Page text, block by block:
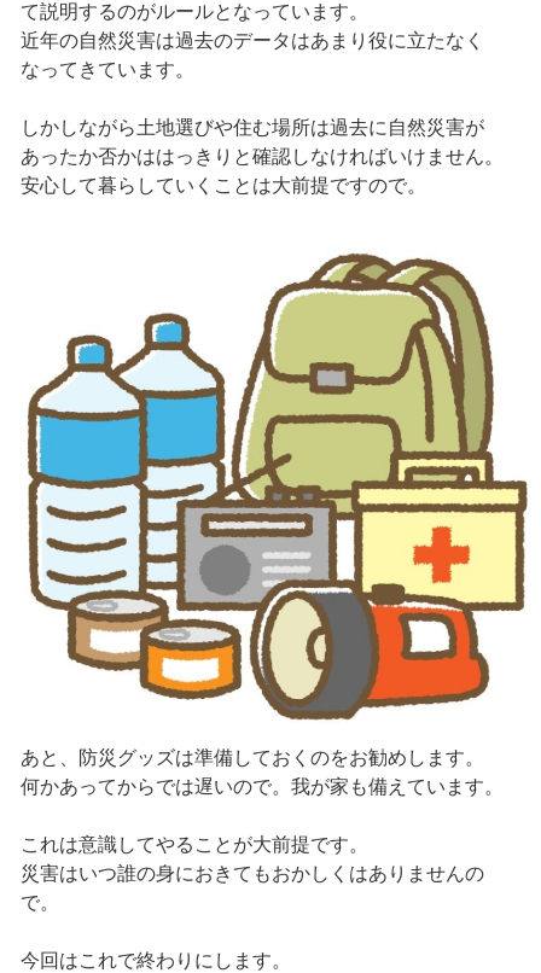
て説明するのがルールとなっています。
近年の自然災害は過去のデータはあまり役に立たなく
なってきています。
しかしながら土地選びや住む場所は過去に自然災害が
あったか否かははっきりと確認しなければいけません。
安心して暮らしていくことは大前提ですので。
あと、防災グッズは準備しておくのをお勧めします。
何かあってからでは遅いので。我が家も備えています。
これは意識してやることが大前提です。
災害はいつ誰の身におきてもおかしくはありませんの
で。
今回はこれで終わりにします。